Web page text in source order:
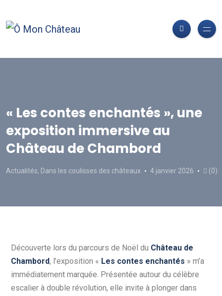
« Les contes enchantés », une
exposition immersive au
Château de Chambord
Actualités, Dans les coulisses des châteaux 4 janvier 2026 (0)
Découverte lors du parcours de Noël du Château de
Chambord, l’exposition « Les contes enchantés » m’a
immédiatement marquée. Présentée autour du célèbre
escalier à double révolution, elle invite à plonger dans